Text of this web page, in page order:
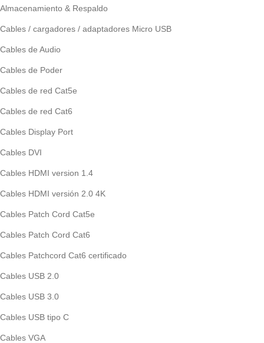
Almacenamiento & Respaldo
Cables / cargadores / adaptadores Micro USB
Cables de Audio
Cables de Poder
Cables de red Cat5e
Cables de red Cat6
Cables Display Port
Cables DVI
Cables HDMI version 1.4
Cables HDMI versión 2.0 4K
Cables Patch Cord Cat5e
Cables Patch Cord Cat6
Cables Patchcord Cat6 certificado
Cables USB 2.0
Cables USB 3.0
Cables USB tipo C
Cables VGA